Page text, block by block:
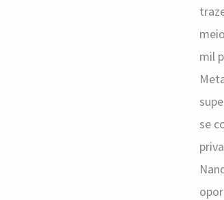
mil
se